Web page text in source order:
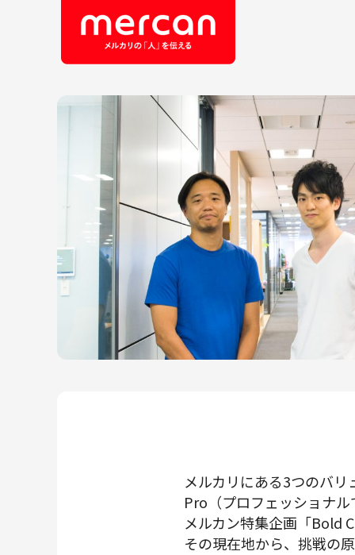
カテゴリーから探す 会社・事業
鹿島アントラーズ
Ads
メルカリ
メルペイ
メルコイン
メルカリShops
職
メルカリにある3つのバ
Pro（プロフェッショナ
メルカン特集企画「Bold
その現在地から、挑戦の